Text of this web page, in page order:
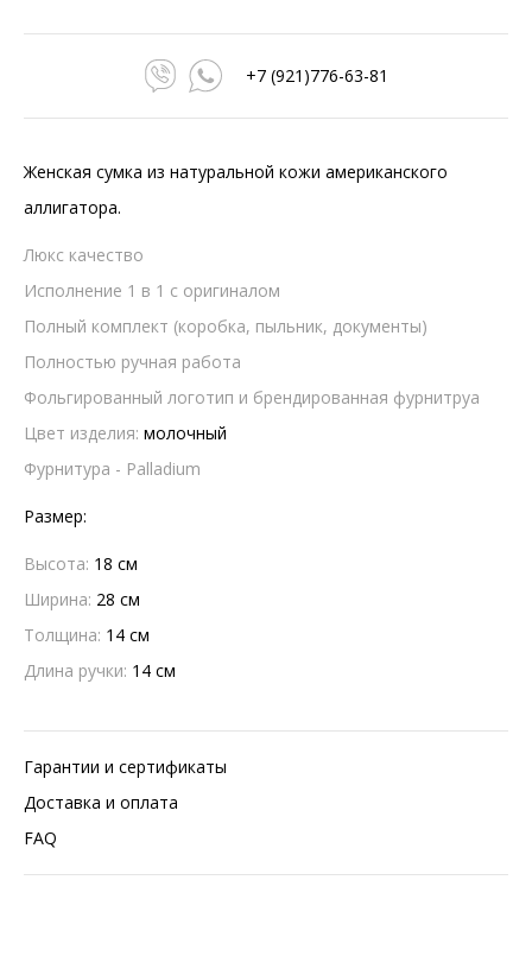
+7 (921)776-63-81
Женская сумка из натуральной кожи американского
аллигатора.
Люкс качество
Исполнение 1 в 1 с оригиналом
Полный комплект (коробка, пыльник, документы)
Полностью ручная работа
Фольгированный логотип и брендированная фурнитруа
Цвет изделия: молочный
Фурнитура - Palladium
Размер:
Высота: 18 см
Ширина: 28 см
Толщина: 14 см
Длина ручки: 14 см
Гарантии и сертификаты
Доставка и оплата
FAQ